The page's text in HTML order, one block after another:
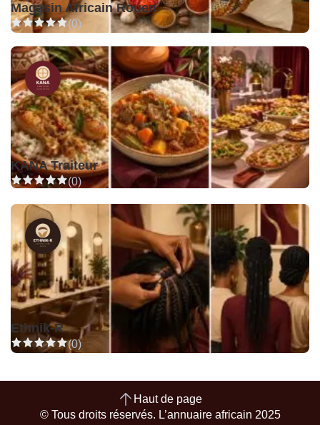
Magasin Africain Rouen
(0)
KANA Traiteur
(0)
Ethnik-R
(0)
Haut de page
© Tous droits réservés. L’annuaire africain 2025